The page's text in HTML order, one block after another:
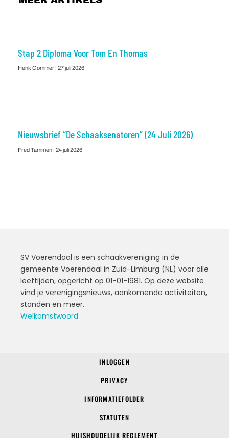
Stap 2 Diploma Voor Tom En Thomas
Henk Gommer 27 juli 2026
Nieuwsbrief “De Schaaksenatoren” (24 Juli 2026)
Fred Tammen 24 juli 2026
SV Voerendaal is een schaakvereniging in de
gemeente Voerendaal in Zuid-Limburg (NL) voor alle
leeftijden, opgericht op 01-01-1981. Op deze website
vind je verenigingsnieuws, aankomende activiteiten,
standen en meer.
Welkomstwoord
INLOGGEN
PRIVACY
INFORMATIEFOLDER
STATUTEN
HUISHOUDELIJK REGLEMENT
© 2022 SV Voerendaal